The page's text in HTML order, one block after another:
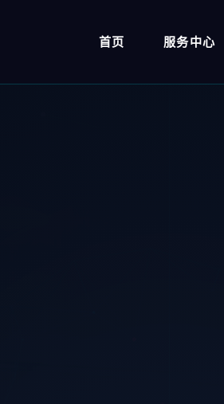
首页 服务中心